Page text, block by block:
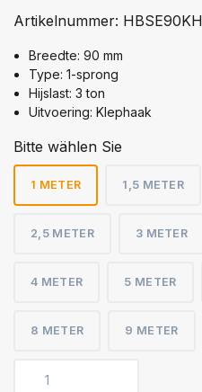
Artikelnummer:
Breedte: 90 mm
Type: 1-sprong
Hijslast: 3 ton
Uitvoering: Klephaak
Bitte wählen Sie
1 METER 1,5 METER
2,5 METER 3 METER
4 METER 5 METER
8 METER 9 METER